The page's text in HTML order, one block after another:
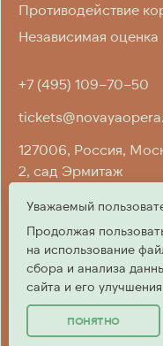
+7 (495) 109–70–50
127006, Россия,
2, cад Эрмитаж
Противодействие
Независимая оценка
Разработка
Renaissance
Уважаемый
Продолжая
на использование
сбора и анализа
сайта и его улучшения
ПОНЯТНО
ПОНЯТНО